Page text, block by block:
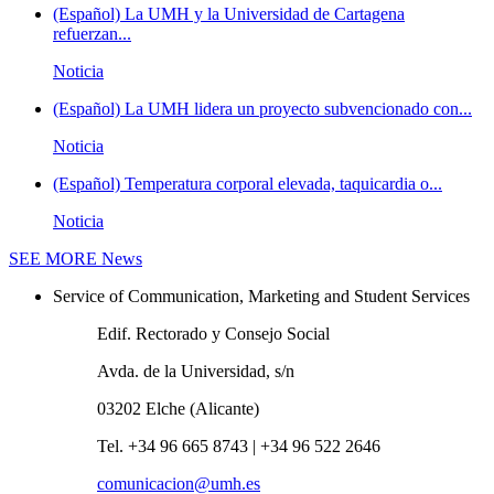
(Español) La UMH y la Universidad de Cartagena
refuerzan...
Noticia
(Español) La UMH lidera un proyecto subvencionado con...
Noticia
(Español) Temperatura corporal elevada, taquicardia o...
Noticia
SEE MORE News
Service of Communication, Marketing and Student Services
Edif. Rectorado y Consejo Social
Avda. de la Universidad, s/n
03202 Elche (Alicante)
Tel. +34 96 665 8743 | +34 96 522 2646
comunicacion@umh.es